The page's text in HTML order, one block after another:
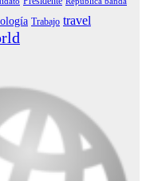
Trabajo travel